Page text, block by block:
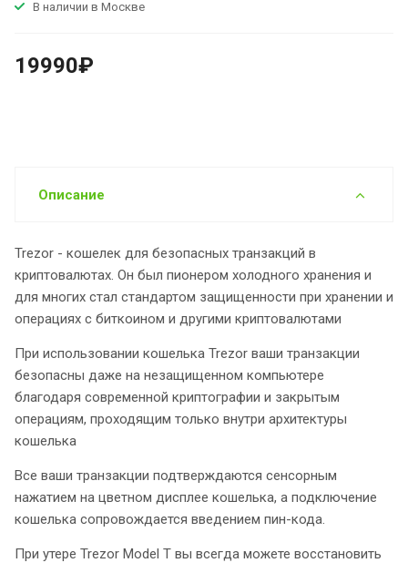
В наличии в Москве
19990₽
Описание
Trezor - кошелек для безопасных транзакций в
криптовалютах. Он был пионером холодного хранения и
для многих стал стандартом защищенности при хранении и
операциях с биткоином и другими криптовалютами
При использовании кошелька Trezor ваши транзакции
безопасны даже на незащищенном компьютере
благодаря современной криптографии и закрытым
операциям, проходящим только внутри архитектуры
кошелька
Все ваши транзакции подтверждаются сенсорным
нажатием на цветном дисплее кошелька, а подключение
кошелька сопровождается введением пин-кода.
При утере Trezor Model T вы всегда можете восстановить